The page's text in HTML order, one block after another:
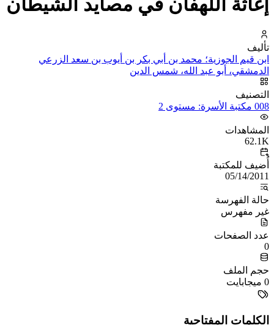
إغاثة اللهفان في مصايد الشيطان
تأليف
ابن قيم الجوزية؛ محمد بن أبي بكر بن أيوب بن سعد الزرعي
الدمشقي، أبو عبد الله، شمس الدين
التصنيف
008 مكتبة الأسرة: مستوى 2
المشاهدات
62.1K
أُضيف للمكتبة
05/14/2011
حالة الفهرسة
غير مفهرس
عدد الصفحات
0
حجم الملف
0 ميجابايت
الكلمات المفتاحية